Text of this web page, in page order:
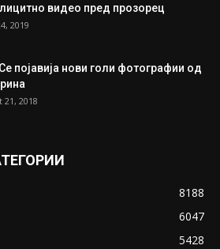
видео пред прозорец
2019
појавија нови голи фотографии од
21, 2018
8188
6047
5428